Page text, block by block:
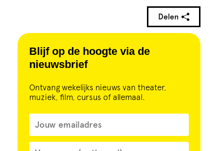
Blijf op de hoogte via de
nieuwsbrief
Ontvang wekelijks nieuws van theater,
muziek, film, cursus of allemaal.
Delen